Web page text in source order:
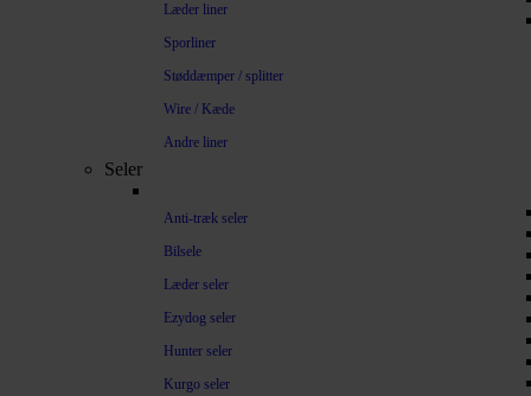
Læder liner
Sporliner
Støddæmper / splitter
Wire / Kæde
Andre liner
Seler
Anti-træk seler
Bilsele
Læder seler
Ezydog seler
Hunter seler
Kurgo seler